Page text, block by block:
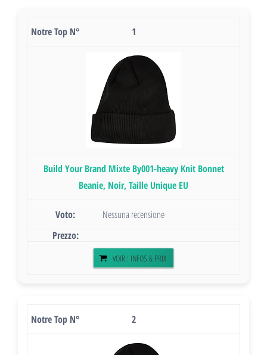
1
Build Your Brand Mixte By001-heavy Knit Bonnet
Beanie, Noir, Taille Unique EU
Nessuna recensione
VOIR : INFOS & PRIX
2